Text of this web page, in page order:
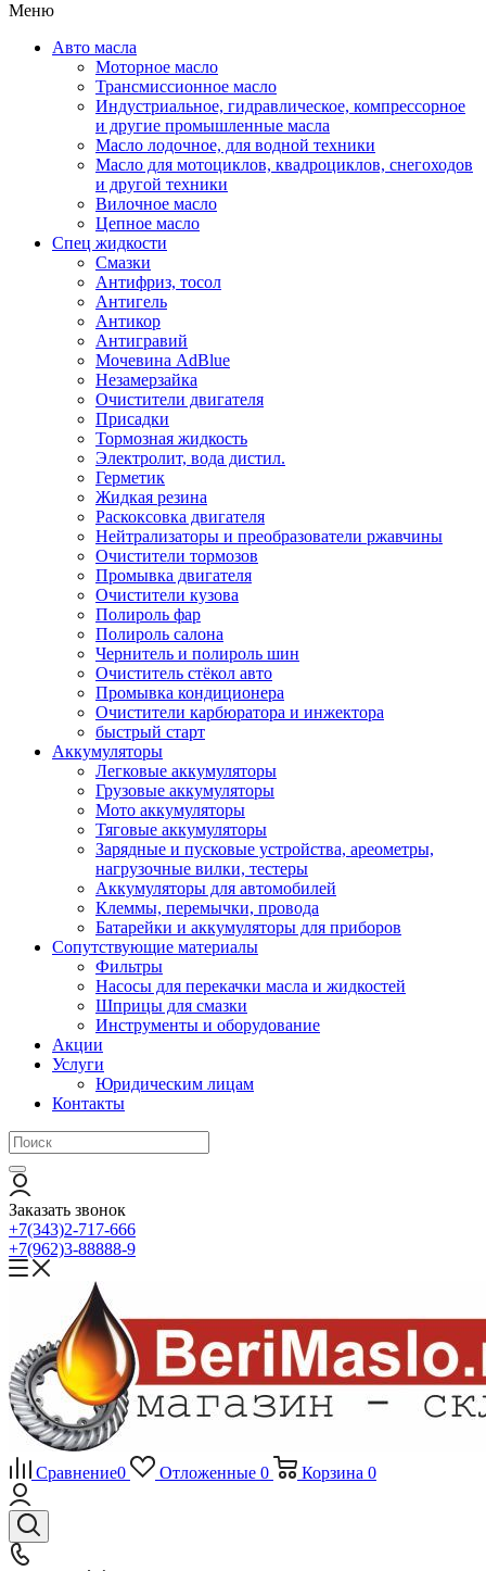
Меню
Авто масла
Моторное масло
Трансмиссионное масло
Индустриальное, гидравлическое, компрессорное
и другие промышленные масла
Масло лодочное, для водной техники
Масло для мотоциклов, квадроциклов, снегоходов
и другой техники
Вилочное масло
Цепное масло
Спец жидкости
Смазки
Антифриз, тосол
Антигель
Антикор
Антигравий
Мочевина AdBlue
Незамерзайка
Очистители двигателя
Присадки
Тормозная жидкость
Электролит, вода дистил.
Герметик
Жидкая резина
Раскоксовка двигателя
Нейтрализаторы и преобразователи ржавчины
Очистители тормозов
Промывка двигателя
Очистители кузова
Полироль фар
Полироль салона
Чернитель и полироль шин
Очиститель стёкол авто
Промывка кондиционера
Очистители карбюратора и инжектора
быстрый старт
Аккумуляторы
Легковые аккумуляторы
Грузовые аккумуляторы
Мото аккумуляторы
Тяговые аккумуляторы
Зарядные и пусковые устройства, ареометры,
нагрузочные вилки, тестеры
Аккумуляторы для автомобилей
Клеммы, перемычки, провода
Батарейки и аккумуляторы для приборов
Сопутствующие материалы
Фильтры
Насосы для перекачки масла и жидкостей
Шприцы для смазки
Инструменты и оборудование
Акции
Услуги
Юридическим лицам
Контакты
Заказать звонок
+7(343)2-717-666
+7(962)3-88888-9
Сравнение0 Отложенные 0 Корзина 0